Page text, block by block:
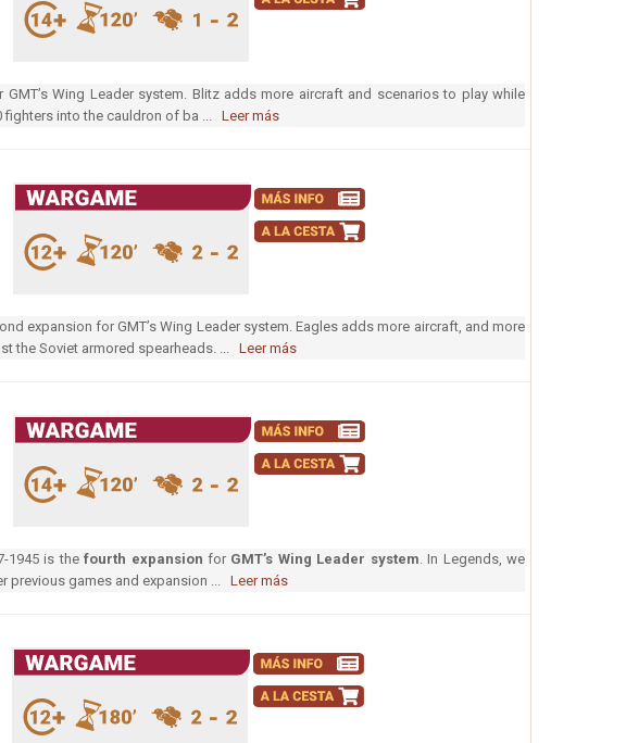
Wing Leader system. Blitz adds more aircraft and scenarios to play while
fighters into the cauldron of ba ... Leer más
expansion for GMT’s Wing Leader system. Eagles adds more aircraft, and more
the Soviet armored spearheads. ... Leer más
1945 is thefourth expansion for GMT’s Wing Leader system. In Legends, we
previous games and expansion ... Leer más